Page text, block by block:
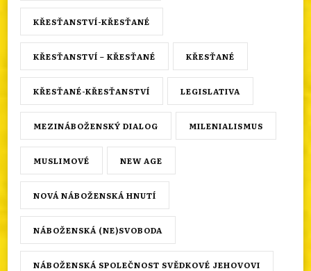
KŘESŤANSTVÍ-KŘESŤANÉ
KŘESŤANSTVÍ – KŘESŤANÉ KŘESŤANÉ
KŘESŤANÉ-KŘESŤANSTVÍ LEGISLATIVA
MEZINÁBOŽENSKÝ DIALOG MILENIALISMUS
MUSLIMOVÉ NEW AGE
NOVÁ NÁBOŽENSKÁ HNUTÍ
NÁBOŽENSKÁ (NE)SVOBODA
NÁBOŽENSKÁ SPOLEČNOST SVĚDKOVÉ JEHOVOVI